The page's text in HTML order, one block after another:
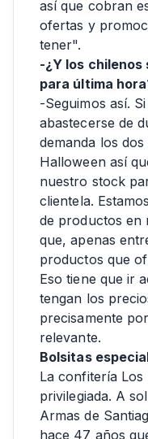
así que cobran
ofertas y
tener".
-¿Y los chilenos
para última
-Seguimos así.
abastecerse de
demanda los
Halloween así
nuestro stock
clientela.
de productos en
que, apenas
productos que
Eso tiene que ir
tengan los
precisamente
relevante.
Bolsitas
La confitería Los
privilegiada. A
Armas de
hace 47 años